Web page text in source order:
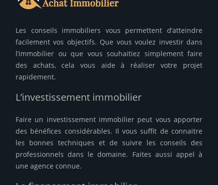
Les conseils immobiliers vous permettent d’atteindre
facilement vos objectifs. Que vous voulez investir dans
l’immobilier ou que vous souhaitiez simplement faire
des achats, cela vous aide à réaliser votre projet
rapidement.
L’investissement immobilier
Faire un investissement immobilier peut vous apporter
des bénéfices considérables. Il vous suffit de connaitre
les bonnes techniques et de suivre les conseils des
professionnels dans le domaine. Faites aussi appel à
une agence connue.